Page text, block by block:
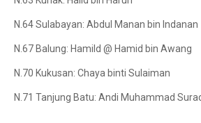
N.64 Sulabayan: Abdul Manan bin Indanan
N.67 Balung: Hamild @ Hamid bin Awang
N.70 Kukusan: Chaya binti Sulaiman
N.71 Tanjung Batu: Andi Muhammad